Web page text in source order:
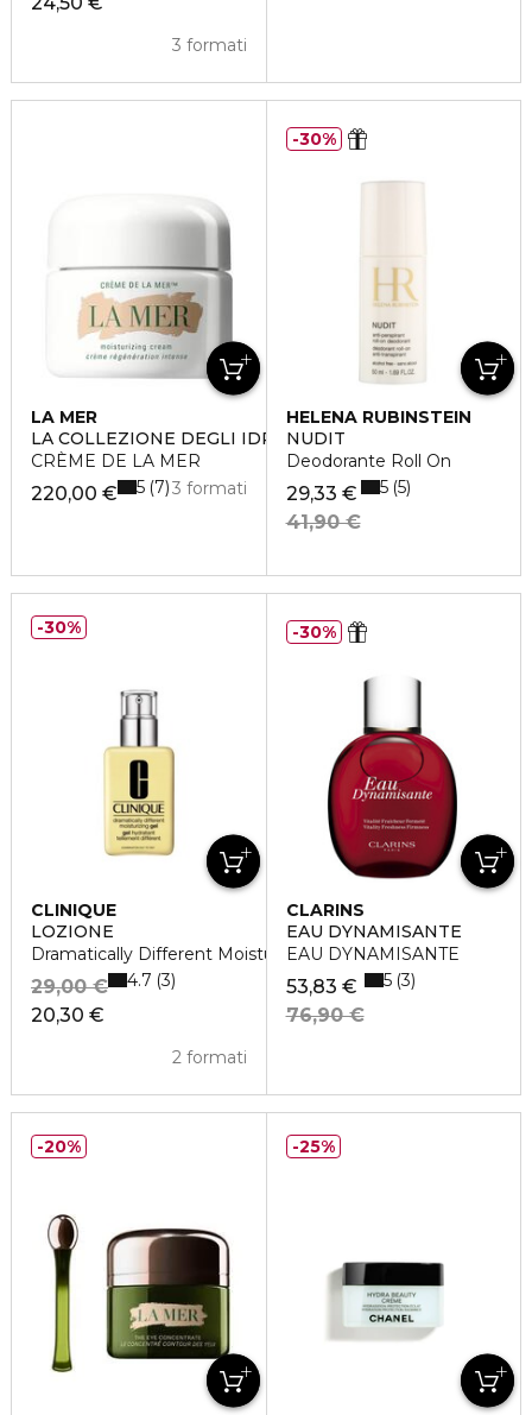
3 formati
LA MER
LA COLLEZIONE DEGLI IDRATANTI
CRÈME DE LA MER
220,00 € 3 formati
5 7
HELENA RUBINSTEIN
NUDIT
Deodorante Roll On
29,33 €
41,90 €
5 5
30%
CLINIQUE
LOZIONE
Dramatically Different Moisturizing Lotion +
20,30 €
29,00 €
2 formati
4.7 3
30%
CLARINS
EAU DYNAMISANTE
EAU DYNAMISANTE
53,83 €
76,90 €
5 3
30%
20% 25%